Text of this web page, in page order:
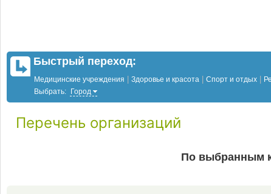
Быстрый переход:
Медицинские учреждения Здоровье и красота Спорт и отдых
Выбрать:
Город
Перечень организаций
По выбранным